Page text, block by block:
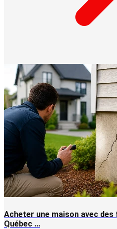
Acheter une maison avec
Québec ...